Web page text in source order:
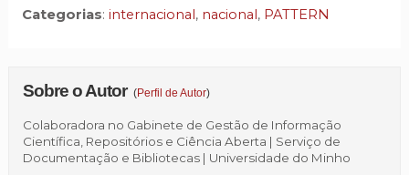
Categorias: internacional, nacional, PATTERN
Sobre o Autor (Perfil de Autor)
Colaboradora no Gabinete de Gestão de Informação
Científica, Repositórios e Ciência Aberta | Serviço de
Documentação e Bibliotecas | Universidade do Minho